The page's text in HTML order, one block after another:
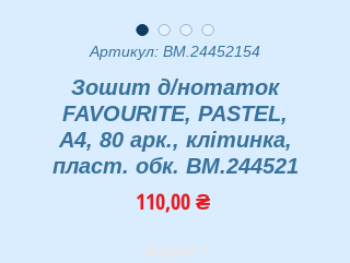
Артикул: BM.24452154
Зошит д/нотаток
FAVOURITE, PASTEL,
А4, 80 арк., клітинка,
пласт. обк. BM.244521
110,00 ₴Ціна
Формат *